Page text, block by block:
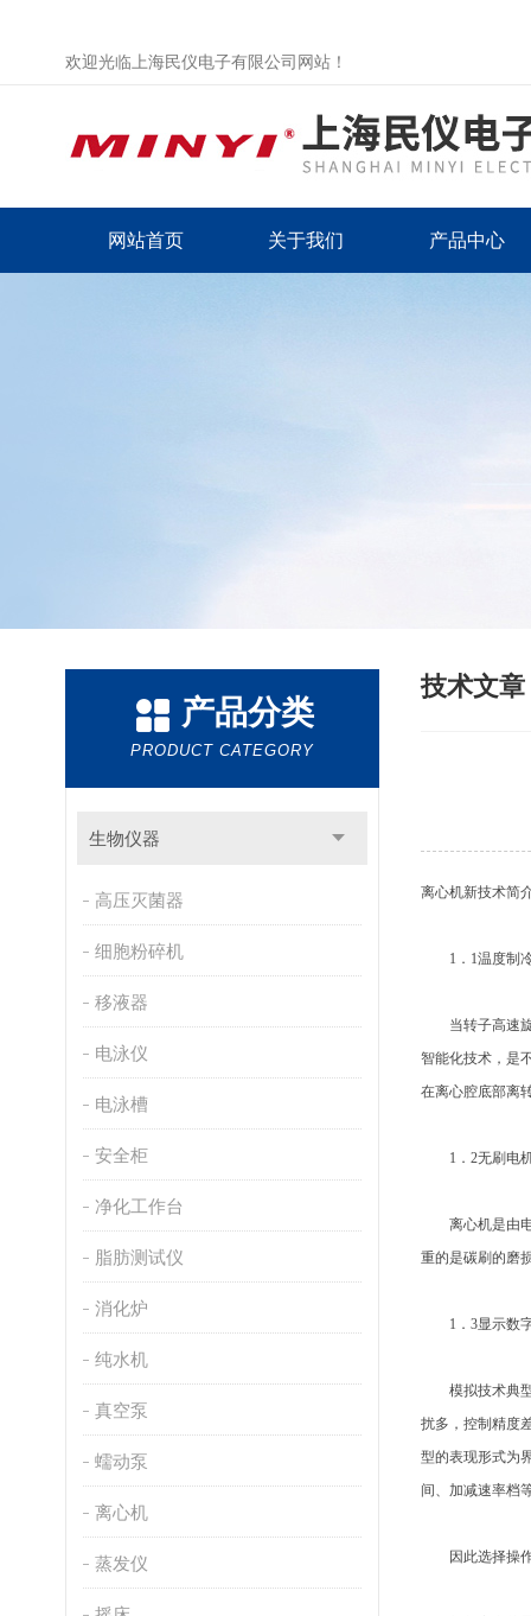
欢迎光临上海民仪电子有限公司网站！
网站首页 关于我们 产品中心
产品分类
PRODUCT CATEGORY
生物仪器
高压灭菌器
细胞粉碎机
移液器
电泳仪
电泳槽
安全柜
净化工作台
脂肪测试仪
消化炉
纯水机
真空泵
蠕动泵
离心机
蒸发仪
技术文章
离心机新技术简
1．1温度制
当转子高速旋
智能化技术，是
在离心腔底部离
1．2无刷电机
离心机是由电
重的是碳刷的磨
1．3显示数
模拟技术典型
扰多，控制精度
型的表现形式为
间、加减速率档
因此选择操作